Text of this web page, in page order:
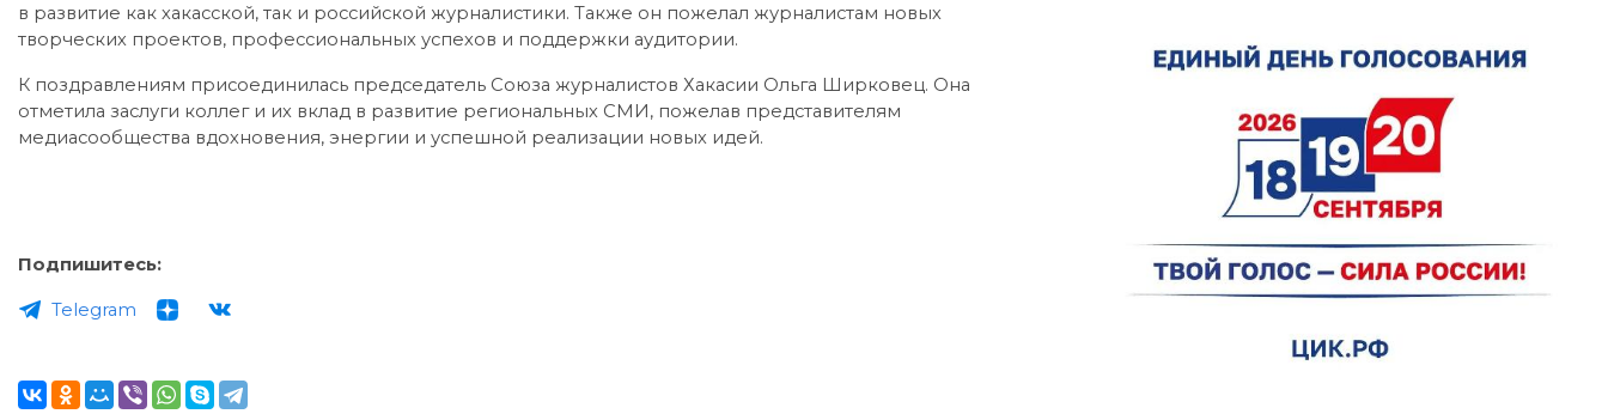
в развитие как хакасской, так и российской журналистики. Также он пожелал журналистам новых
творческих проектов, профессиональных успехов и поддержки аудитории.
К поздравлениям присоединилась председатель Союза журналистов Хакасии Ольга Ширковец. Она
отметила заслуги коллег и их вклад в развитие региональных СМИ, пожелав представителям
медиасообщества вдохновения, энергии и успешной реализации новых идей.
Подпишитесь:
Telegram